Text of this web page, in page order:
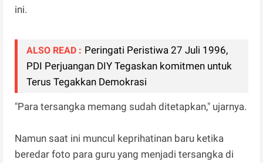
ini.
ALSO READ : Peringati Peristiwa 27 Juli 1996,
PDI Perjuangan DIY Tegaskan komitmen untuk
Terus Tegakkan Demokrasi
"Para tersangka memang sudah ditetapkan," ujarnya.
Namun saat ini muncul keprihatinan baru ketika
beredar foto para guru yang menjadi tersangka di